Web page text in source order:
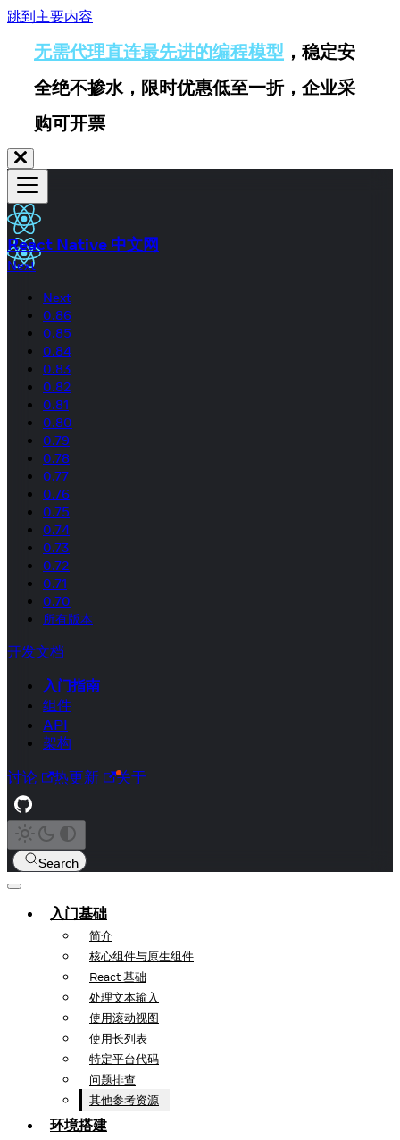
跳到主要内容
无需代理直连最先进的编程模型 ，稳定安
全绝不掺水，限时优惠低至一折，企业采
购可开票
React Native 中文网
Next
Next
0.86
0.85
0.84
0.83
0.82
0.81
0.80
0.79
0.78
0.77
0.76
0.75
0.74
0.73
0.72
0.71
0.70
所有版本
开发文档
入门指南
组件
API
架构
讨论 热更新 关于
Search
入门基础
简介
核心组件与原生组件
React 基础
处理文本输入
使用滚动视图
使用长列表
特定平台代码
问题排查
其他参考资源
环境搭建